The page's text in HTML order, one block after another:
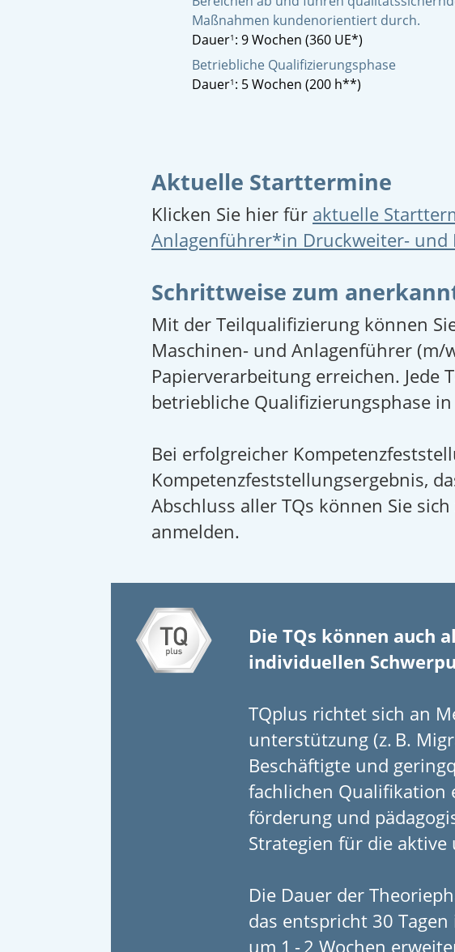
Maßnahmen kundenorientiert durch.
Dauer1 : 9 Wochen (360 UE*)
Betriebliche Qualifizierungsphase
Dauer1 : 5 Wochen (200 h**)
Aktuelle Starttermine
Klicken Sie hier für aktuelle
Anlagenführer*in Druckweiter- und
Schrittweise zum
Mit der Teilqualifizierung können
Maschinen- und Anlagenführer
Papierverarbeitung erreichen. Jede
betriebliche Qualifizierungsphase
Bei erfolgreicher
Kompetenzfeststellungsergebnis,
Abschluss aller TQs können Sie
anmelden.
Die TQs können auch
individuellen
TQplus richtet sich an
unterstützung (z. B.
Beschäftigte und
fachlichen
förderung und
Strategien für die
Die Dauer der
das entspricht 30
um 1 - 2 Wochen